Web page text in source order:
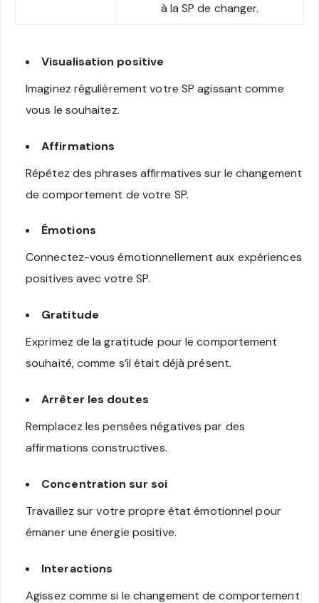
à la SP de changer.
Visualisation positive
Imaginez régulièrement votre SP agissant comme
vous le souhaitez.
Affirmations
Répétez des phrases affirmatives sur le changement
de comportement de votre SP.
Émotions
Connectez-vous émotionnellement aux expériences
positives avec votre SP.
Gratitude
Exprimez de la gratitude pour le comportement
souhaité, comme s’il était déjà présent.
Arrêter les doutes
Remplacez les pensées négatives par des
affirmations constructives.
Concentration sur soi
Travaillez sur votre propre état émotionnel pour
émaner une énergie positive.
Interactions
Agissez comme si le changement de comportement